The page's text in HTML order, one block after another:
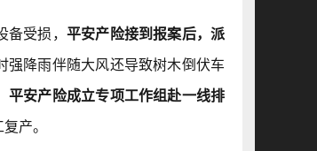
受损， 平安产险接到报案后，派
强降雨伴随大风还导致树木倒伏车
平安产险成立专项工作组赴一线排
产。